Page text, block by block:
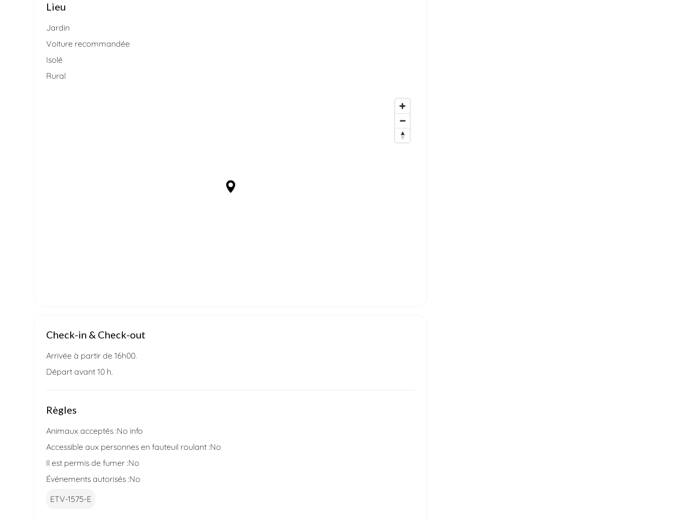
Lieu
Jardin
Voiture recommandée
Isolé
Rural
Check-in & Check-out
Arrivée à partir de 16h00.
Départ avant 10 h.
Règles
Animaux acceptés :No info
Accessible aux personnes en fauteuil roulant :No
Il est permis de fumer :No
Événements autorisés :No
ETV-1575-E